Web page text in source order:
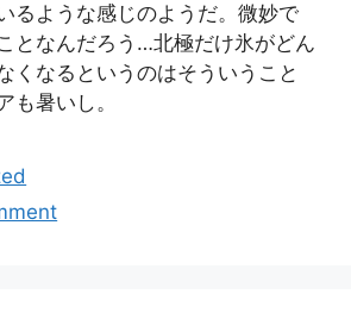
るような感じのようだ。微妙で
となんだろう…北極だけ氷がどん
くなるというのはそういうこと
も暑いし。